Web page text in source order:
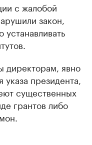
с жалобой
закон,
директорам, явно
президента,
существенных
грантов либо